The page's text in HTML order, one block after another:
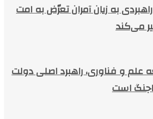
به زیان آمران تعرّض به امت
می‌کند
علم و فناوری، راهبرد اصلی دولت
است